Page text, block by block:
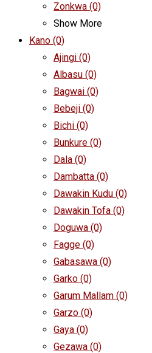
Zonkwa (0)
Show More
Kano (0)
Ajingi (0)
Albasu (0)
Bagwai (0)
Bebeji (0)
Bichi (0)
Bunkure (0)
Dala (0)
Dambatta (0)
Dawakin Kudu (0)
Dawakin Tofa (0)
Doguwa (0)
Fagge (0)
Gabasawa (0)
Garko (0)
Garum Mallam (0)
Garzo (0)
Gaya (0)
Gezawa (0)